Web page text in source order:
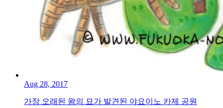
Aug 28, 2017
가장 오래된 왕의 묘가 발견된 야요이노 카제 공원